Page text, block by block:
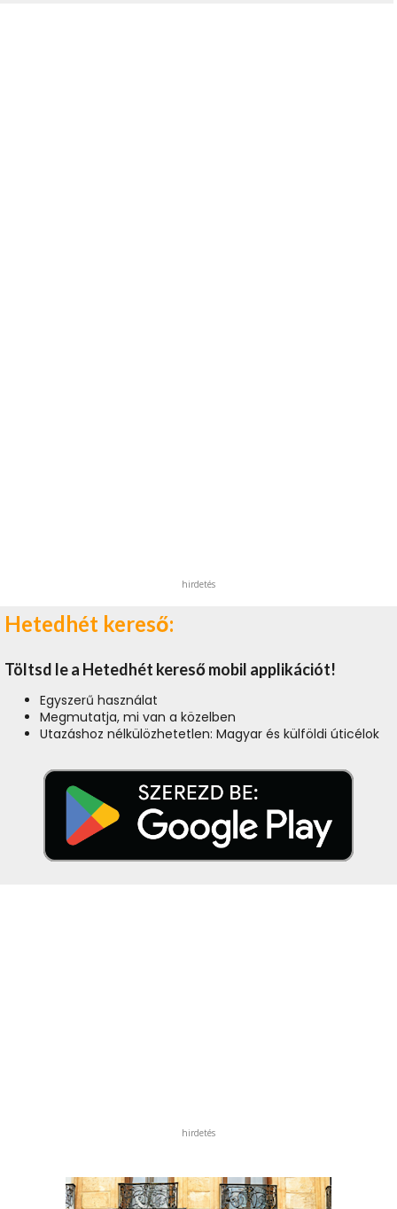
hirdetés
Hetedhét kereső:
Töltsd le a Hetedhét kereső mobil applikációt!
Egyszerű használat
Megmutatja, mi van a közelben
Utazáshoz nélkülözhetetlen: Magyar és külföldi úticélok
hirdetés